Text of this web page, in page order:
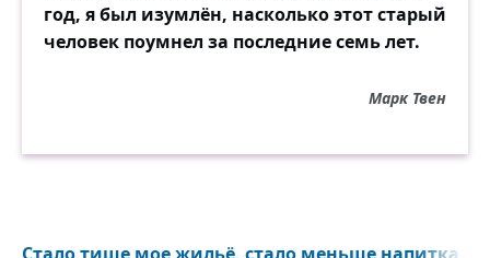
год, я был изумлён, насколько этот старый
человек поумнел за последние семь лет.
Марк Твен
Стало тише мое жильё, стало меньше напитка в